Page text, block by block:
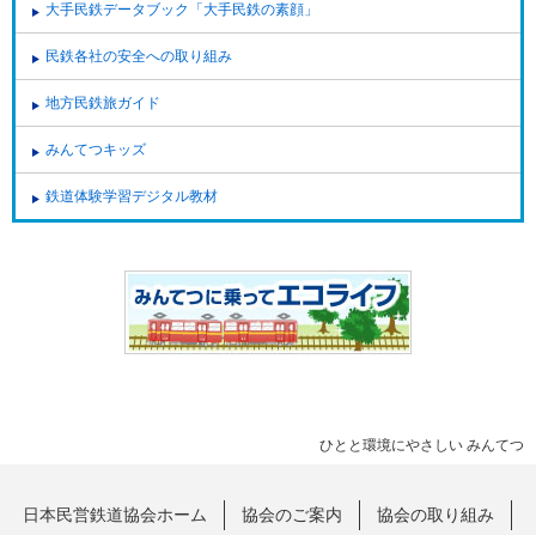
大手民鉄データブック「大手民鉄の素顔」
民鉄各社の安全への取り組み
地方民鉄旅ガイド
みんてつキッズ
鉄道体験学習デジタル教材
ひとと環境にやさしい みんてつ
日本民営鉄道協会ホーム 協会のご案内 協会の取り組み